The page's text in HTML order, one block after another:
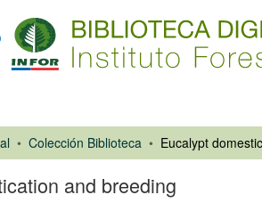
Colección Biblioteca
and breeding